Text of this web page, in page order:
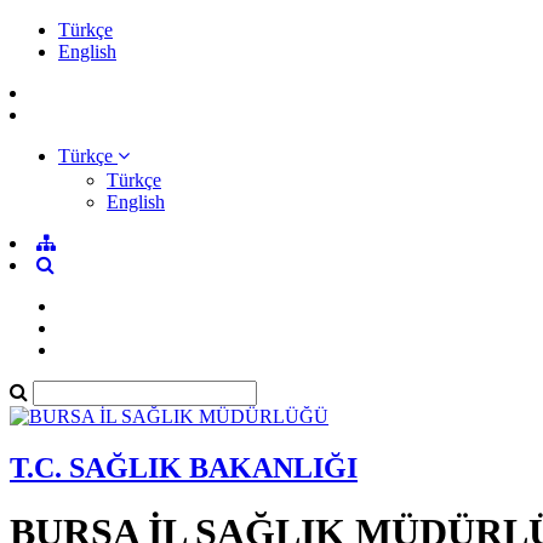
Türkçe
English
Türkçe
Türkçe
English
T.C. SAĞLIK BAKANLIĞI
BURSA İL SAĞLIK